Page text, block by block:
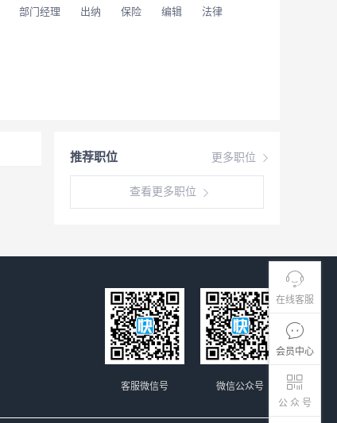
在线客服
会员中心
公 众 号
部门经理 出纳 保险 编辑
法律
更多职位
推荐职位
查看更多职位
微信公众号
客服微信号